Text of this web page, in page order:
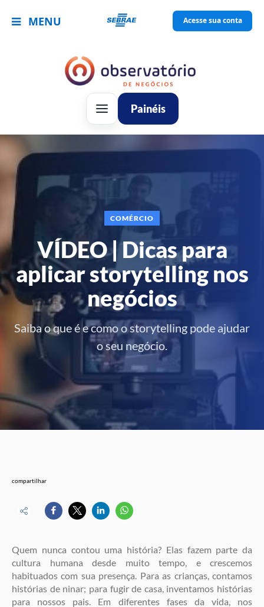
MENU Acesse sua conta
Painéis
COMÉRCIO
VÍDEO | Dicas para
aplicar storytelling nos
negócios
Saiba o que é e como o storytelling pode ajudar
o seu negócio.
compartilhar
Quem nunca contou uma história? Elas fazem parte da
cultura humana desde muito tempo, e crescemos
habituados com sua presença. Para as crianças, contamos
histórias de ninar; para fugir de casa, inventamos histórias
para nossos pais. Em diferentes fases da vida, nos